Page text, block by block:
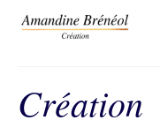
Création